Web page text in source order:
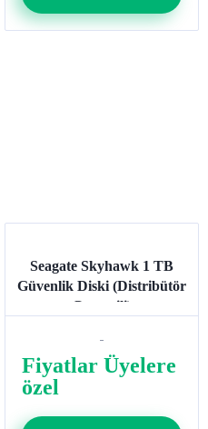
Seagate Skyhawk 1 TB
Güvenlik Diski (Distribütör
Garantili)
Fiyatlar Üyelere
özel